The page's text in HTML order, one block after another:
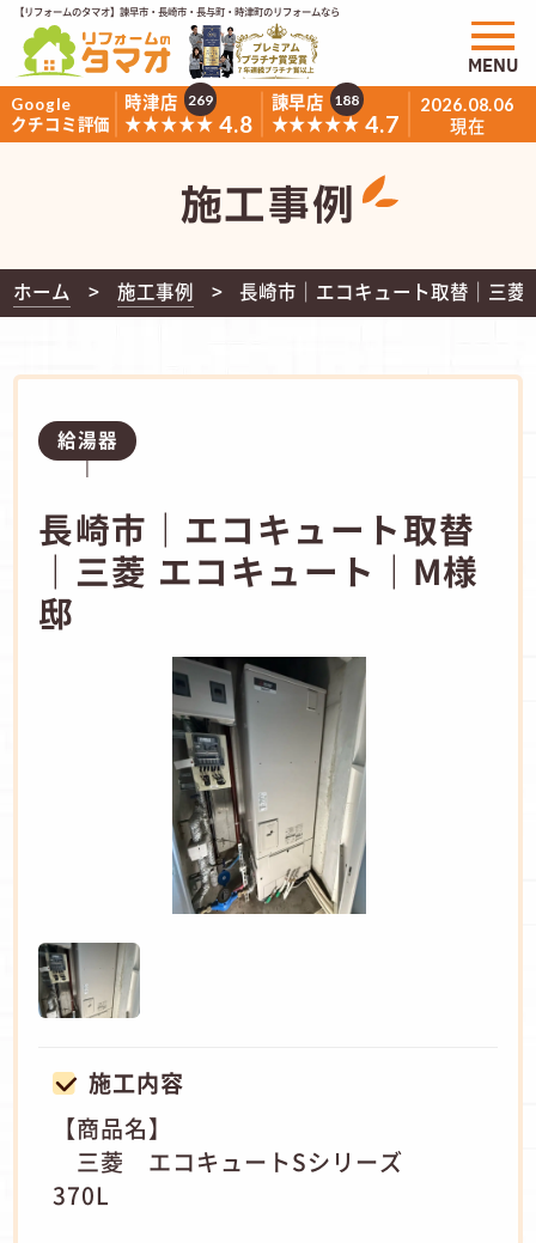
【リフォームのタマオ】諫早市・長崎市・長与町・時津町のリフォームなら
Google
クチコミ評価
時津店
★★★★★ 4.8
269
諫早店
★★★★★ 4.7
188 2026.08.06
現在
MENU
施工事例
ホーム 施工事例 長崎市｜エコキュート取替｜三菱
給湯器
長崎市｜エコキュート取替
｜三菱 エコキュート｜M様
邸
施工内容
【商品名】
三菱 エコキュートSシリーズ
370L